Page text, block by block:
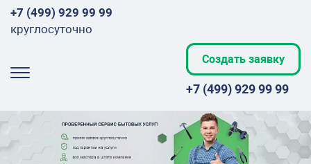
+7 (499) 929 99 99
круглосуточно
Создать заявку
+7 (499) 929 99 99